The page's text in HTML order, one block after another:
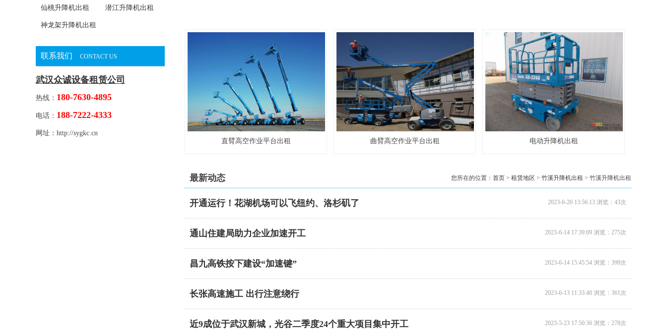
仙桃升降机出租 潜江升降机出租
神龙架升降机出租
联系我们 CONTACT US
武汉众诚设备租赁公司
热线： 180-7630-4895
电话： 188-7222-4333
网址：http://sygkc.cn
直臂高空作业平台出租 曲臂高空作业平台出租 电动升降机出租
您所在的位置： 首页 > 租赁地区 > 竹溪升降机出租 > 竹溪升降机出租
最新动态
2023-6-20 13:56:13 浏览：43次
开通运行！花湖机场可以飞纽约、洛杉矶了
2023-6-14 17:39:09 浏览：275次
通山住建局助力企业加速开工
2023-6-14 15:45:54 浏览：399次
昌九高铁按下建设“加速键”
2023-6-13 11:33:40 浏览：361次
长张高速施工 出行注意绕行
2023-5-23 17:50:36 浏览：278次
近9成位于武汉新城，光谷二季度24个重大项目集中开工